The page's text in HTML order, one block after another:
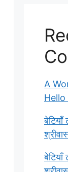
A
बेटियाँ
बेटियाँ